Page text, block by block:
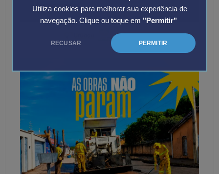
Utiliza cookies para melhorar sua experiência de
navegação. Clique ou toque em "Permitir"
RECUSAR PERMITIR